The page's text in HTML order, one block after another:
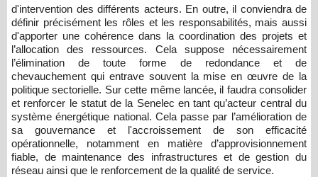
d'intervention des différents acteurs. En outre, il conviendra de
définir précisément les rôles et les responsabilités, mais aussi
d'apporter une cohérence dans la coordination des projets et
l’allocation des ressources. Cela suppose nécessairement
l’élimination de toute forme de redondance et de
chevauchement qui entrave souvent la mise en œuvre de la
politique sectorielle. Sur cette même lancée, il faudra consolider
et renforcer le statut de la Senelec en tant qu’acteur central du
système énergétique national. Cela passe par l’amélioration de
sa gouvernance et l'accroissement de son efficacité
opérationnelle, notamment en matière d’approvisionnement
fiable, de maintenance des infrastructures et de gestion du
réseau ainsi que le renforcement de la qualité de service.